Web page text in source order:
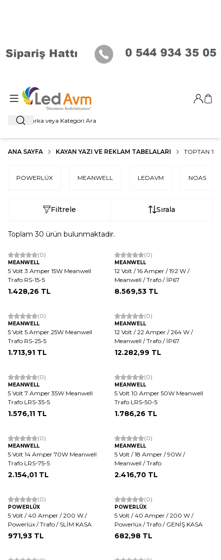
Ara
Giriş
ANA SAYFA KAYAN YAZI VE REKLAM TABELALARI TOPTAN
POWERLÜX MEANWELL LEDAVM NOAS
Filtrele Sırala
Toplam30 ürün bulunmaktadır.
(0)
MEANWELL
5 Volt 3 Amper 15W Meanwell
Trafo RS-15-5
1.428,26 TL
(0)
MEANWELL
12 Volt / 16 Amper / 192 W /
Meanwell / Trafo / İP67
8.569,53 TL
(0)
MEANWELL
5 Volt 5 Amper 25W Meanwell
Trafo RS-25-5
1.713,91 TL
(0)
MEANWELL
12 Volt / 22 Amper / 264 W /
Meanwell / Trafo / İP67
12.282,99 TL
(0)
MEANWELL
5 Volt 7 Amper 35W Meanwell
Trafo LRS-35-5
1.576,11 TL
(0)
MEANWELL
5 Volt 10 Amper 50W Meanwell
Trafo LRS-50-5
1.786,26 TL
(0)
MEANWELL
5 Volt 14 Amper 70W Meanwell
Trafo LRS-75-5
2.154,01 TL
(0)
MEANWELL
5 Volt / 18 Amper / 90W /
Meanwell / Trafo
2.416,70 TL
(0)
POWERLÜX
5 Volt / 40 Amper / 200 W /
Powerlüx / Trafo / SLİM KASA
971,93 TL
(0)
POWERLÜX
5 Volt / 40 Amper / 200 W /
Powerlüx / Trafo / GENİŞ KASA
682,98 TL